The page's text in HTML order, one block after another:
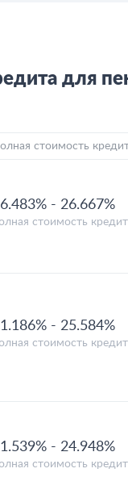
для
стоимость
- 26.667%
стоимость
- 25.584%
стоимость
- 24.948%
стоимость